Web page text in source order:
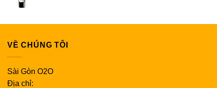
VỀ CHÚNG TÔI
Sài Gòn O2O
Địa chỉ: